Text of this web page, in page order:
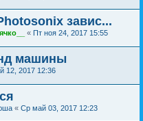
завис...
« Пт ноя 24, 2017 15:55
машины
12, 2017 12:36
« Ср май 03, 2017 12:23